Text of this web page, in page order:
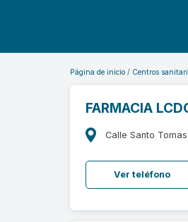
Página de inicio Centros
FARMACIA
Calle Santo
Ver teléfono